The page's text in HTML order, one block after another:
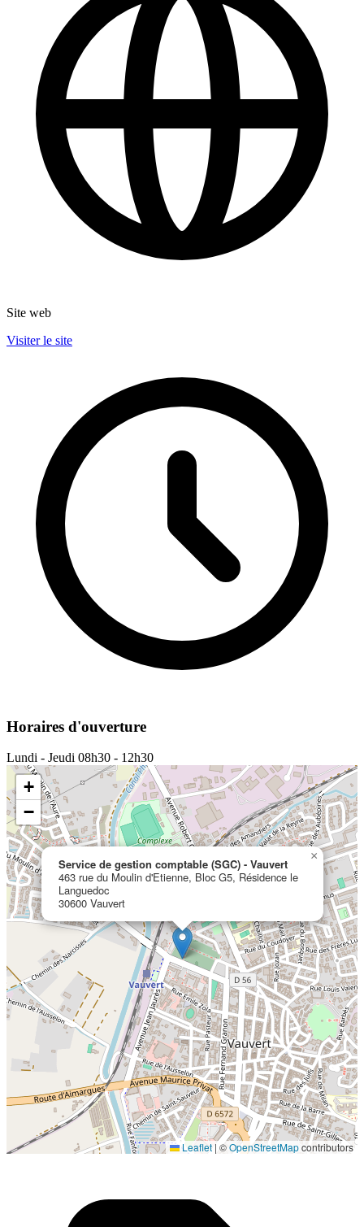
Site web
Visiter le site
Horaires d'ouverture
Lundi - Jeudi 08h30 - 12h30
Localisation en cours...
Service de gestion comptable (SGC) - Vauvert
463 rue du Moulin d'Etienne, Bloc G5, Résidence le
Languedoc
30600 Vauvert
×
+
−
Leaflet | ©OpenStreetMapcontributors